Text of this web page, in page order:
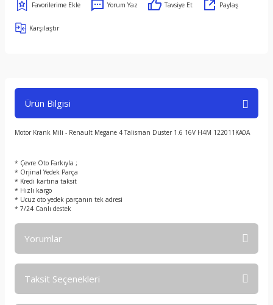
Yorum Yaz Tavsiye Et Paylaş
Karşılaştır
Ürün Bilgisi
Motor Krank Mili - Renault Megane 4 Talisman Duster 1.6 16V H4M 122011KA0A
* Çevre Oto Farkıyla ;
* Orjinal Yedek Parça
* Kredi kartına taksit
* Hızlı kargo
* Ucuz oto yedek parçanın tek adresi
* 7/24 Canlı destek
Yorumlar
Taksit Seçenekleri